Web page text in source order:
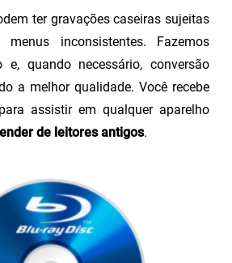
ter gravações caseiras sujeitas
inconsistentes. Fazemos
e, quando necessário, conversão
a melhor qualidade. Você recebe
assistir em qualquer aparelho
de leitores antigos.